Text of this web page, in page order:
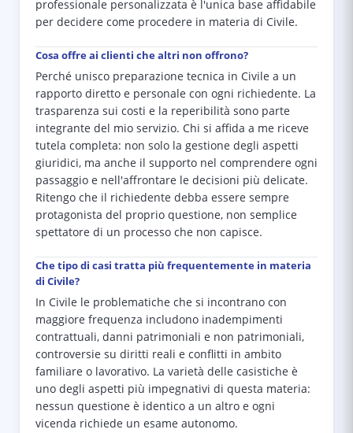
professionale personalizzata è l'unica base affidabile
per decidere come procedere in materia di Civile.
Cosa offre ai clienti che altri non offrono?
Perché unisco preparazione tecnica in Civile a un
rapporto diretto e personale con ogni richiedente. La
trasparenza sui costi e la reperibilità sono parte
integrante del mio servizio. Chi si affida a me riceve
tutela completa: non solo la gestione degli aspetti
giuridici, ma anche il supporto nel comprendere ogni
passaggio e nell'affrontare le decisioni più delicate.
Ritengo che il richiedente debba essere sempre
protagonista del proprio questione, non semplice
spettatore di un processo che non capisce.
Che tipo di casi tratta più frequentemente in materia
di Civile?
In Civile le problematiche che si incontrano con
maggiore frequenza includono inadempimenti
contrattuali, danni patrimoniali e non patrimoniali,
controversie su diritti reali e conflitti in ambito
familiare o lavorativo. La varietà delle casistiche è
uno degli aspetti più impegnativi di questa materia:
nessun questione è identico a un altro e ogni
vicenda richiede un esame autonomo.